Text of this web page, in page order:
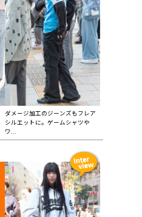
ダメージ加工のジーンズもフレア
シルエットに。ゲームシャツや
ワ...